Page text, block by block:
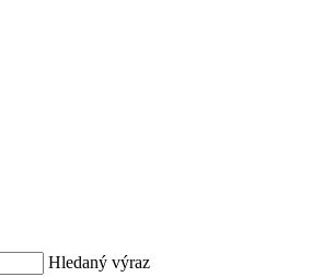
Hledaný výraz